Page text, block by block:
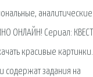
аналитические
ОНЛАЙН! Сериал: КВЕСТ
красивые картинки.
содержат задания на